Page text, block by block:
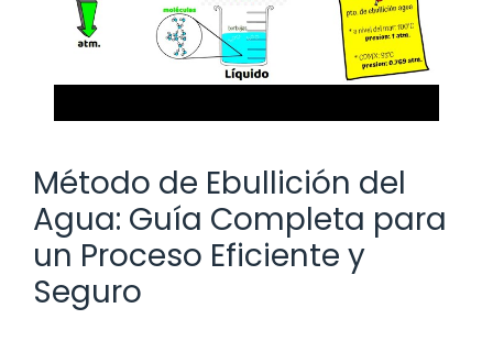
Método de Ebullición del
Agua: Guía Completa para
un Proceso Eficiente y
Seguro